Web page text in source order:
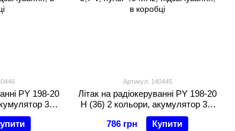
PY 198-20
3,7
в
Артикул: 140445
Літак на радіокеруванні PY 198-20
H (36) 2 кольори, акумулятор 3,7
V, пульт 40 MHz, підсвічування, в
коробці
786 грн Купити